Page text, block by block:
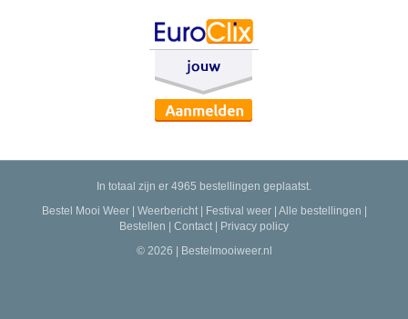
In totaal zijn er 4965 bestellingen geplaatst.
Bestel Mooi Weer| Weerbericht| Festival weer| Alle bestellingen |
Bestellen | Contact | Privacy policy
© 2026 | Bestelmooiweer.nl